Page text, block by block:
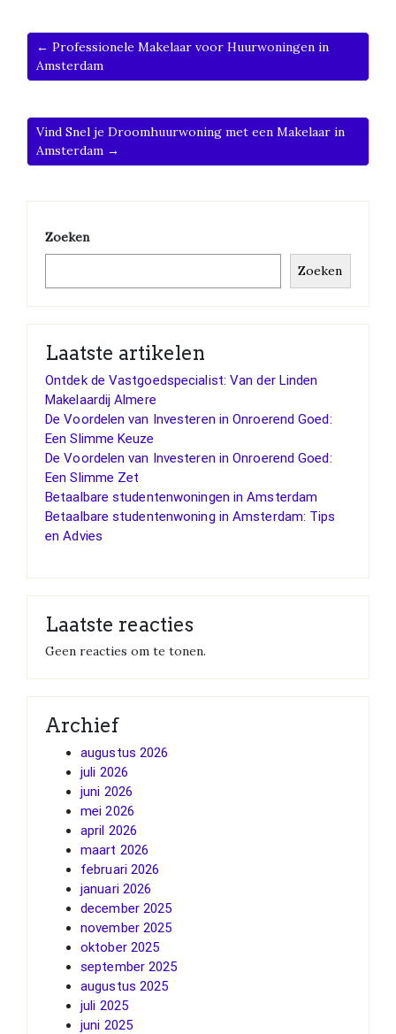
← Professionele Makelaar voor Huurwoningen in
Amsterdam
Vind Snel je Droomhuurwoning met een Makelaar in
Amsterdam →
Zoeken
Zoeken
Laatste artikelen
Ontdek de Vastgoedspecialist: Van der Linden
Makelaardij Almere
De Voordelen van Investeren in Onroerend Goed:
Een Slimme Keuze
De Voordelen van Investeren in Onroerend Goed:
Een Slimme Zet
Betaalbare studentenwoningen in Amsterdam
Betaalbare studentenwoning in Amsterdam: Tips
en Advies
Laatste reacties
Geen reacties om te tonen.
Archief
augustus 2026
juli 2026
juni 2026
mei 2026
april 2026
maart 2026
februari 2026
januari 2026
december 2025
november 2025
oktober 2025
september 2025
augustus 2025
juli 2025
juni 2025